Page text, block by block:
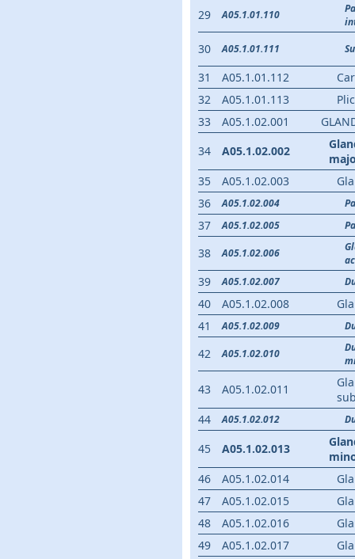
29 A05.1.01.110
30 A05.1.01.111
31 A05.1.01.112
32
A05.1.01.113
33
A05.1.02.001
34
A05.1.02.002
35
A05.1.02.003
36
A05.1.02.004
37 A05.1.02.005
38 A05.1.02.006
39 A05.1.02.007
40 A05.1.02.008
41
A05.1.02.009
42 A05.1.02.010
43 A05.1.02.011
44
A05.1.02.012
45 A05.1.02.013
46
A05.1.02.014
47
A05.1.02.015
48
A05.1.02.016
49
A05.1.02.017